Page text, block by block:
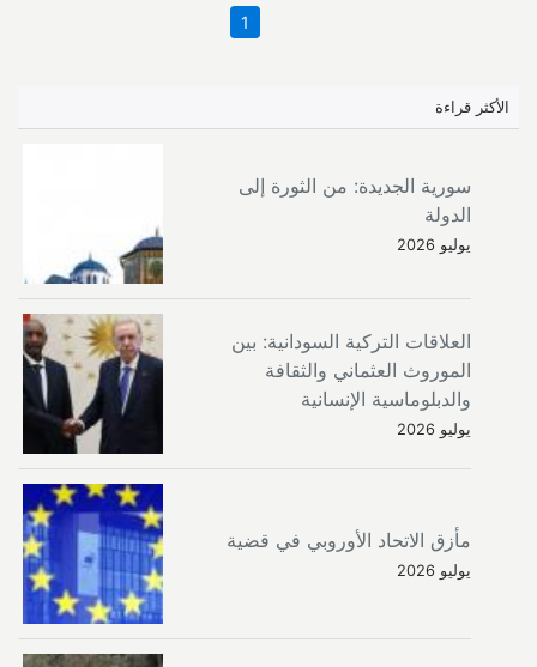
1
الأكثر قراءة
سورية الجديدة: من الثورة إلى
الدولة
يوليو 2026
العلاقات التركية السودانية: بين
الموروث العثماني والثقافة
والدبلوماسية الإنسانية
يوليو 2026
مأزق الاتحاد الأوروبي في قضية
يوليو 2026